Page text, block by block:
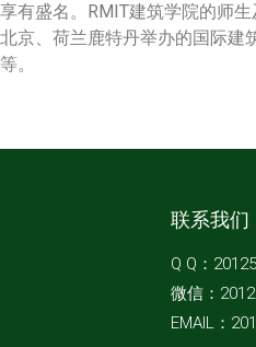
有盛名。RMIT建筑学院的师
京、荷兰鹿特丹举办的国际建
。
联系我们
Q Q：
微信：
EMAIL：